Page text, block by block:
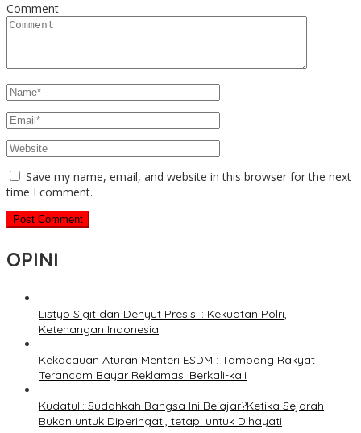
Comment
Save my name, email, and website in this browser for the next
time I comment.
OPINI
Listyo Sigit dan Denyut Presisi : Kekuatan Polri,
Ketenangan Indonesia
Kekacauan Aturan Menteri ESDM : Tambang Rakyat
Terancam Bayar Reklamasi Berkali-kali
Kudatuli: Sudahkah Bangsa Ini Belajar?Ketika Sejarah
Bukan untuk Diperingati, tetapi untuk Dihayati